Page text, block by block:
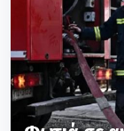
Φωτιά σε